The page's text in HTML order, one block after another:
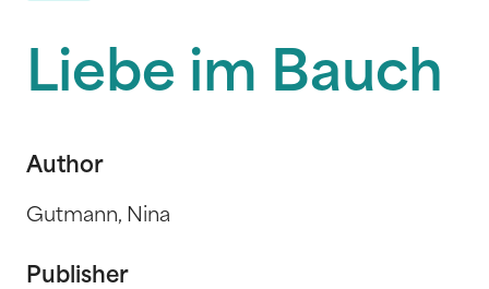
Liebe im Bauch
Author
Gutmann, Nina
Publisher